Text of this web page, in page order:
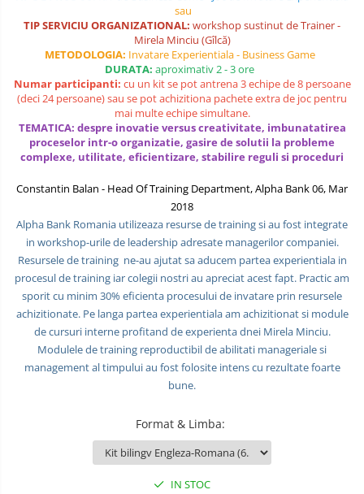
COMANDA, INTEROPERATIVITATE,
STRATEGIE, REACTIE RAPIDA,
CONTROL MILITAR SI CIVIL
LOGISTICA MILITARA SI CIVILA
Luarea Deciziilor (rapid, analitic,
fara bias, fara efect group-think)
Managementul Schimbarii si
Adaptarii
Negociere (Achizitie / Vanzari /
OPERATIUNI AERIENE MILITARE SI
CIVILE
OPERATIUNI MARITIME MILITARE SI
CIVILE
OPERATIUNI SPATIALE MILITARE SI
CIVILE
OPERATIUNI TERESTRE MILITARE SI
Rezolvare de Probleme
sau
TIP SERVICIU ORGANIZATIONAL: workshop sustinut de Trainer -
Mirela Minciu (Gîlcă)
METODOLOGIA: Invatare Experientiala - Business Game
DURATA: aproximativ 2 - 3 ore
Numar participanti: cu un kit se pot antrena 3 echipe de 8 persoane
(deci 24 persoane) sau se pot achizitiona pachete extra de joc pentru
mai multe echipe simultane.
TEMATICA: despre inovatie versus creativitate, imbunatatirea
proceselor intr-o organizatie, gasire de solutii la probleme
complexe, utilitate, eficientizare, stabilire reguli si proceduri
Constantin Balan - Head Of Training Department, Alpha Bank 06, Mar
2018
Alpha Bank Romania utilizeaza resurse de training si au fost integrate
in workshop-urile de leadership adresate managerilor companiei.
Resursele de training ne-au ajutat sa aducem partea experientiala in
procesul de training iar colegii nostri au apreciat acest fapt. Practic am
sporit cu minim 30% eficienta procesului de invatare prin resursele
achizitionate. Pe langa partea experientiala am achizitionat si module
de cursuri interne profitand de experienta dnei Mirela Minciu.
Modulele de training reproductibil de abilitati manageriale si
management al timpului au fost folosite intens cu rezultate foarte
bune.
Format & Limba:
IN STOC